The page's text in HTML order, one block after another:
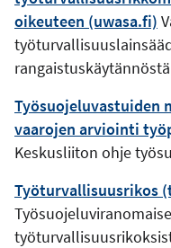
oikeuteen (uwasa.fi)
rangaistuskäytännöstä
Työsuojeluvastuiden
vaarojen arviointi
Keskusliiton ohje
Työturvallisuusrikos